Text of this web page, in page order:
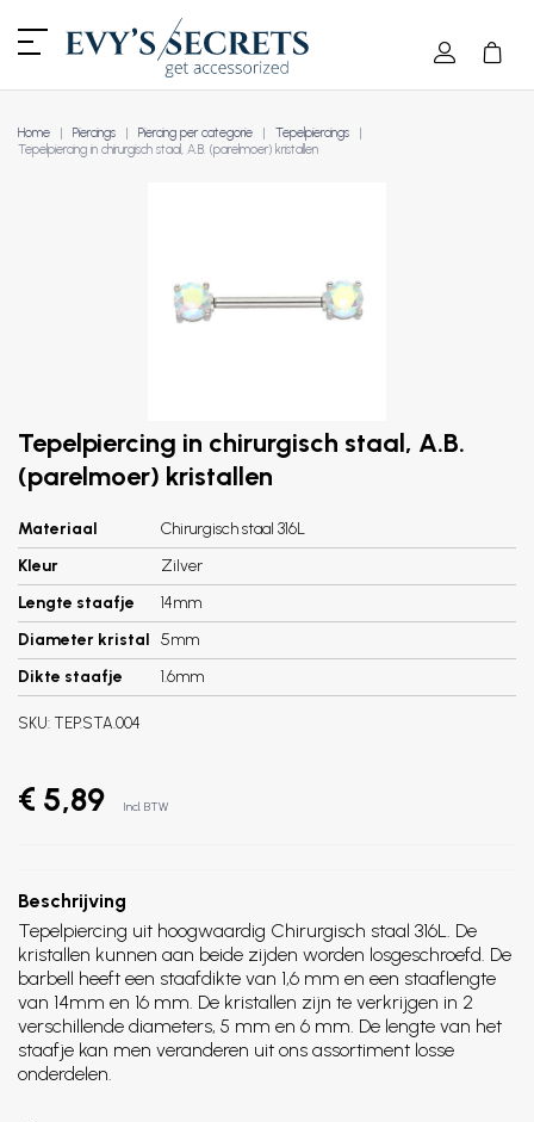
Home Piercings Piercing per categorie
Tepelpiercings
Tepelpiercing in chirurgisch staal, A.B. (parelmoer) kristallen
Tepelpiercing in chirurgisch staal, A.B.
(parelmoer) kristallen
Materiaal
Chirurgisch staal 316L
Kleur
Zilver
Lengte staafje
14mm
Diameter kristal 5mm
Dikte staafje
1.6mm
SKU: TEP.STA.004
€ 5,89 Incl. BTW
Beschrijving
Tepelpiercing uit hoogwaardig Chirurgisch staal 316L. De
kristallen kunnen aan beide zijden worden losgeschroefd. De
barbell heeft een staafdikte van 1,6 mm en een staaflengte
van 14mm en 16 mm. De kristallen zijn te verkrijgen in 2
verschillende diameters, 5 mm en 6 mm. De lengte van het
staafje kan men veranderen uit ons assortiment losse
onderdelen.